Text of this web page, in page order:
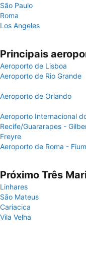
São Paulo
Roma
Los Angeles
Principais
Aeroporto de Lisboa
Aeroporto de Rio Grande
Aeroporto de Orlando
Aeroporto Internacional
Recife/Guararapes -
Freyre
Aeroporto de Roma -
Próximo Três
Linhares
São Mateus
Cariacica
Vila Velha